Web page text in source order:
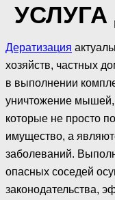
Дератизация
хозяйств, частных
в выполнении
уничтожение мышей,
которые не просто
имущество, а
заболеваний.
опасных соседей
законодательства,